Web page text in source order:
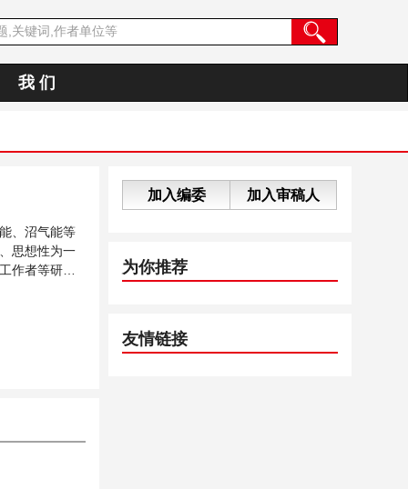
我 们
、沼气能等
思想性为一
作者等研究
加入编委 加入审稿人
为你推荐
友情链接